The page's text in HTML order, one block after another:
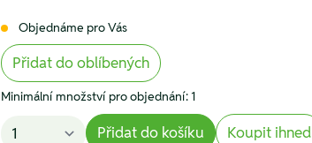
Objednáme pro Vás
Přidat do oblíbených
Minimální množství pro objednání: 1
Přidat do košíku Koupit ihned